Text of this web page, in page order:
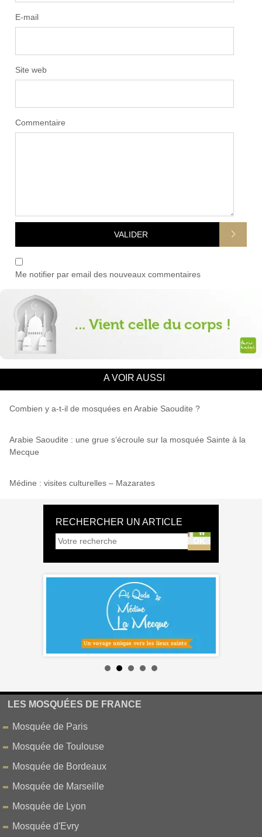
E-mail
Site web
Commentaire
Me notifier par email des nouveaux commentaires
A VOIR AUSSI
Combien y a-t-il de mosquées en Arabie Saoudite ?
Arabie Saoudite : une grue s’écroule sur la mosquée Sainte à la
Mecque
Médine : visites culturelles – Mazarates
RECHERCHER UN ARTICLE
LES MOSQUÉES DE FRANCE
Mosquée de Paris
Mosquée de Toulouse
Mosquée de Bordeaux
Mosquée de Marseille
Mosquée de Lyon
Mosquée d'Evry